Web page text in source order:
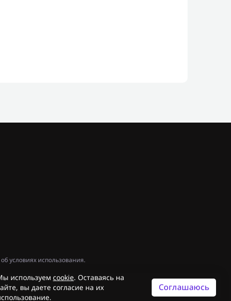
условиях использования.
используем cookie. Оставаясь на
вы даете согласие на их
Соглашаюсь